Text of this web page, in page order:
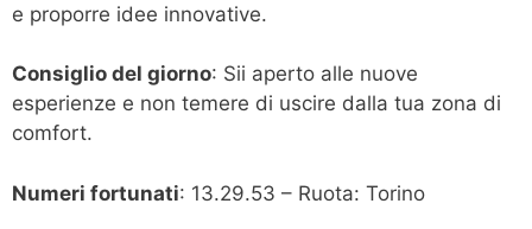
e proporre idee innovative.
Consiglio del giorno: Sii aperto alle nuove
esperienze e non temere di uscire dalla tua zona di
comfort.
Numeri fortunati: 13.29.53 – Ruota: Torino